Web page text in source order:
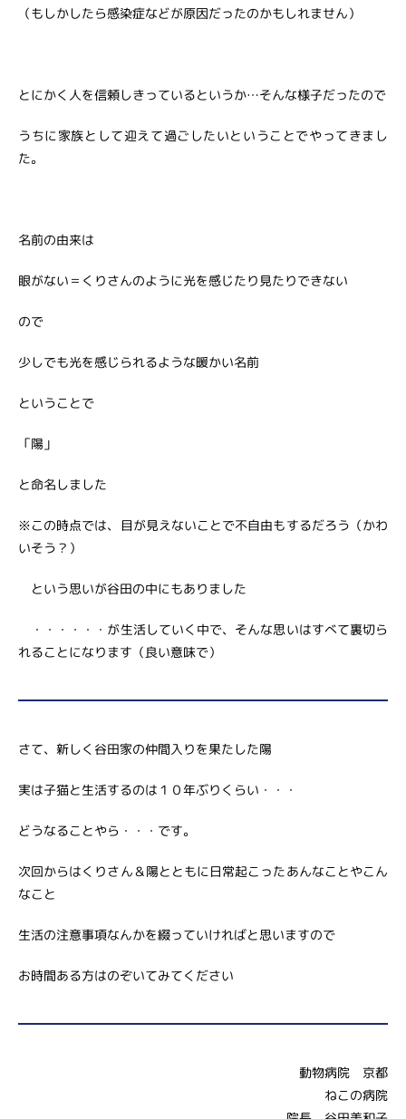
（もしかしたら感染症などが原因だったのかもしれません）
とにかく人を信頼しきっているというか…そんな様子だったので
うちに家族として迎えて過ごしたいということでやってきまし
た。
名前の由来は
眼がない＝くりさんのように光を感じたり見たりできない
ので
少しでも光を感じられるような暖かい名前
ということで
「陽」
と命名しました
※この時点では、目が見えないことで不自由もするだろう（かわ
いそう？）
という思いが谷田の中にもありました
・・・・・・が生活していく中で、そんな思いはすべて裏切ら
れることになります（良い意味で）
さて、新しく谷田家の仲間入りを果たした陽
実は子猫と生活するのは１０年ぶりくらい・・・
どうなることやら・・・です。
次回からはくりさん＆陽とともに日常起こったあんなことやこん
なこと
生活の注意事項なんかを綴っていければと思いますので
お時間ある方はのぞいてみてください
動物病院 京都
ねこの病院